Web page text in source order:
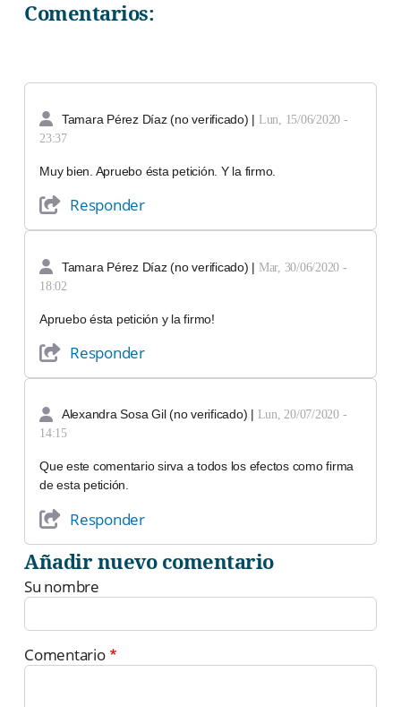
Comentarios:
Tamara Pérez Díaz (no verificado)
Lun, 15/06/2020 -
23:37
Muy bien. Apruebo ésta petición. Y la firmo.
Responder
Tamara Pérez Díaz (no verificado) | Mar, 30/06/2020 -
18:02
Apruebo ésta petición y la firmo!
Responder
Alexandra Sosa Gil (no verificado)
Lun, 20/07/2020 -
14:15
Que este comentario sirva a todos los efectos como firma
de esta petición.
Responder
Añadir nuevo comentario
Su nombre
Comentario